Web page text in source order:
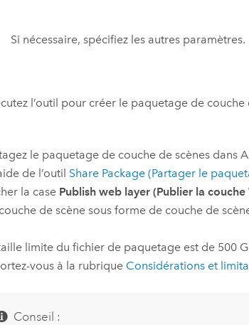
Si nécessaire, spécifiez les autres paramètres.
l’outil pour créer le paquetage de couche
le paquetage de couche de scènes dans
de l’outil Share Package (Partager le
la case Publish web layer (Publier la couche
de scène sous forme de couche de
limite du fichier de paquetage est de 500
vous à la rubrique Considérations et
Conseil :